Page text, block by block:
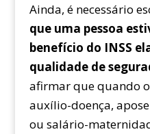
Ainda, é necessário
que uma pessoa
benefício do INSS
qualidade de
afirmar que quando
auxílio-doença,
ou salário-